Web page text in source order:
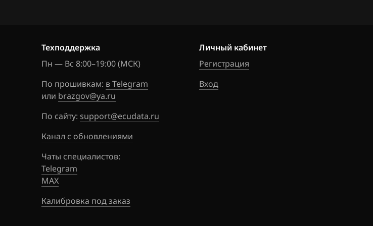
Техподдержка
Пн — Вс 8:00–19:00 (МСК)
По прошивкам: в Telegram
или brazgov@ya.ru
По сайту: support@ecudata.ru
Канал с обновлениями
Чаты специалистов:
Telegram
MAX
Калибровка под заказ
Личный кабинет
Регистрация
Вход